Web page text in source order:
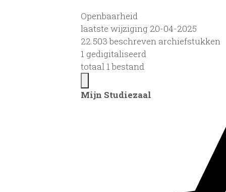
Openbaarheid
laatste wijziging 20-04-2025
22.503 beschreven archiefstukken
1 gedigitaliseerd
totaal 1 bestand
Mijn Studiezaal